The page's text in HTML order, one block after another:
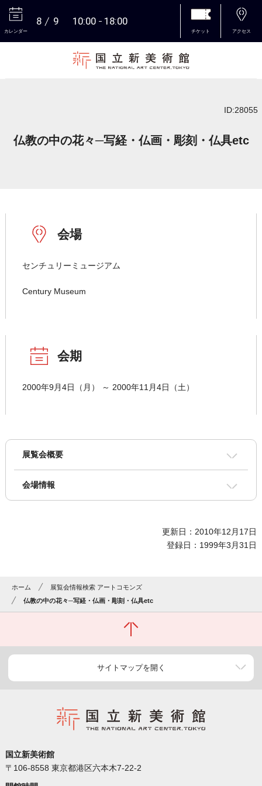
カレンダー
8 9 10:00 18:00
チケット アクセス
ID:28055
仏教の中の花々─写経・仏画・彫刻・仏具etc
会場
センチュリーミュージアム
Century Museum
会期
2000年9月4日（月） ～ 2000年11月4日（土）
展覧会概要
会場情報
更新日：2010年12月17日
登録日：1999年3月31日
ホーム
展覧会情報検索 アートコモンズ
仏教の中の花々─写経・仏画・彫刻・仏具etc
サイトマップを開く
国立新美術館
〒106-8558 東京都港区六本木7-22-2